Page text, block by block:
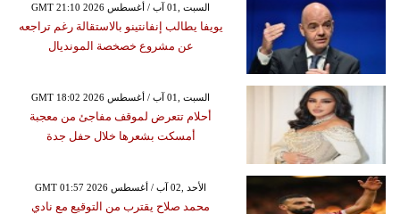
GMT 21:10 2026 السبت ,01 آب / أغسطس
يويفا يطالب إنفانتينو بالاستقالة رغم تراجعه
عن مشروع خصخصة المونديال
GMT 18:02 2026 السبت ,01 آب / أغسطس
أحلام تتعرض لموقف مفاجئ من معجبة
أمسكت بشعرها خلال حفل جدة
GMT 01:57 2026 الأحد ,02 آب / أغسطس
محمد صلاح يقترب من التوقيع مع نادي